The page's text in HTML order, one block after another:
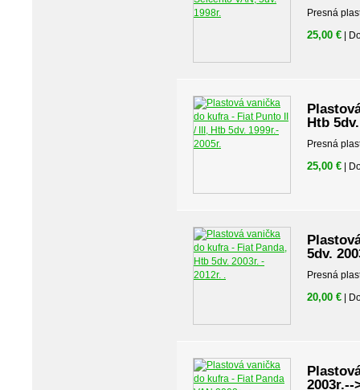
Presná
25,00 € |
Htb
Presná
25,00 € |
5dv.
Presná
20,00 € |
2003r.--